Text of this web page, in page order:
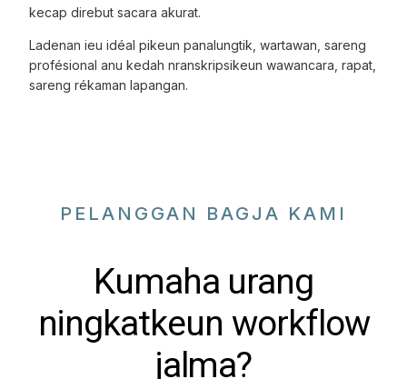
kecap direbut sacara akurat.
Ladenan ieu idéal pikeun panalungtik, wartawan, sareng
profésional anu kedah nranskripsikeun wawancara, rapat,
sareng rékaman lapangan.
PELANGGAN BAGJA KAMI
Kumaha urang
ningkatkeun workflow
jalma?